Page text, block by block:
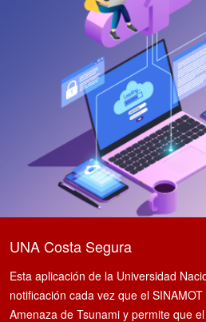
UNA Costa Segura
Esta aplicación de la Universidad
notificación cada vez que el
Amenaza de Tsunami y permite que